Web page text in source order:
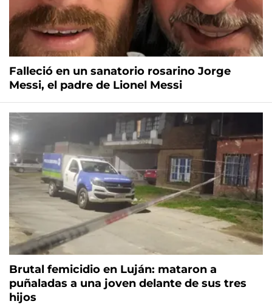
Falleció en un sanatorio rosarino Jorge
Messi, el padre de Lionel Messi
Brutal femicidio en Luján: mataron a
puñaladas a una joven delante de sus tres
hijos